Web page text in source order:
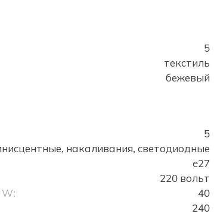
5
текстиль
бежевый
5
накаливания, светодиодные
e27
220 вольт
40
240